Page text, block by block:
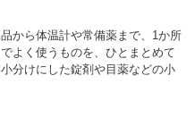
から体温計や常備薬まで、1か所
よく使うものを、ひとまとめて
分けにした錠剤や目薬などの小